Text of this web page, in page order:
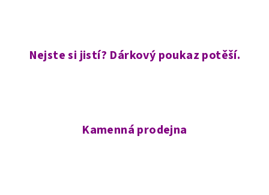
Nejste si jistí? Dárkový poukaz potěší.
Kamenná prodejna